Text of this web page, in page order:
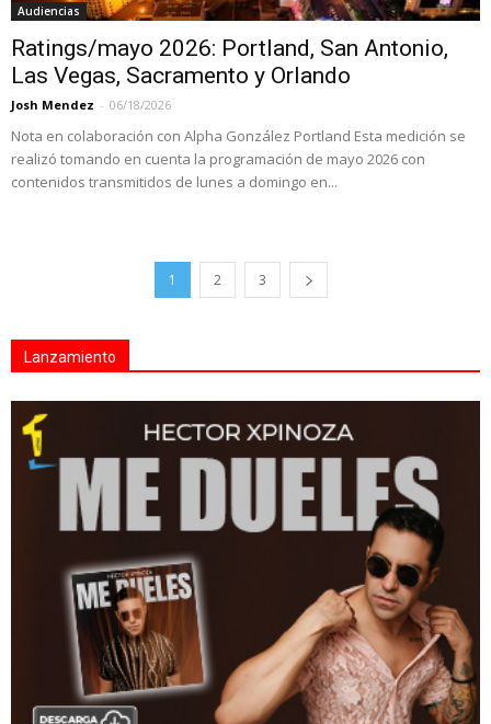
Audiencias
Ratings/mayo 2026: Portland, San Antonio,
Las Vegas, Sacramento y Orlando
Josh Mendez - 06/18/2026
Nota en colaboración con Alpha González Portland Esta medición se
realizó tomando en cuenta la programación de mayo 2026 con
contenidos transmitidos de lunes a domingo en...
1 2 3
Lanzamiento